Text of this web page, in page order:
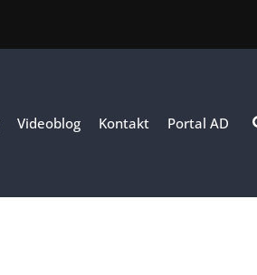
Videoblog Kontakt Portal AD